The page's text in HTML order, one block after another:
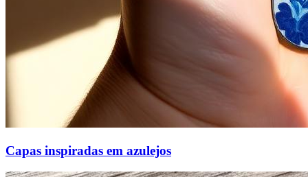
Capas inspiradas em azulejos